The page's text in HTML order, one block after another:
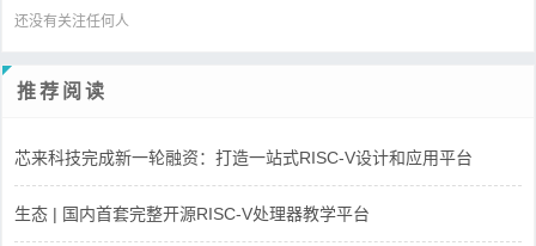
还没有关注任何人
推荐阅读
芯来科技完成新一轮融资：打造一站式RISC-V设计和应用平台
生态 | 国内首套完整开源RISC-V处理器教学平台